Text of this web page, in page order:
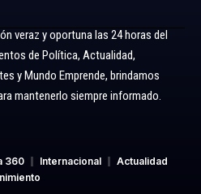
veraz y oportuna las 24 horas del
de Política, Actualidad,
y Mundo Emprende, brindamos
mantenerlo siempre informado.
360 Internacional
Actualidad